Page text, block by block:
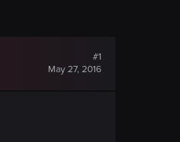
#1
May 27, 2016